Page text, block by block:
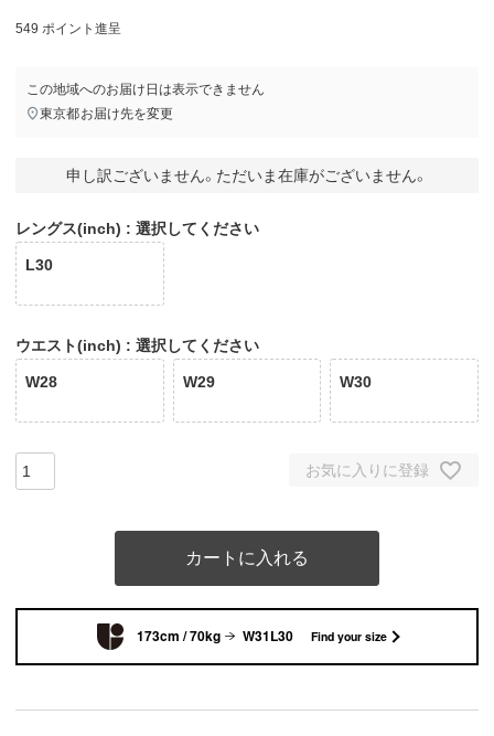
549 ポイント進呈
この地域へのお届け日は表示できません
東京都お届け先を変更
申し訳ございません。ただいま在庫がございません。
レングス(inch) 選択してください
L30
ウエスト(inch) 選択してください
W28 W29 W30
お気に入りに登録
カートに入れる
173cm / 70kg W31L30 Find your size